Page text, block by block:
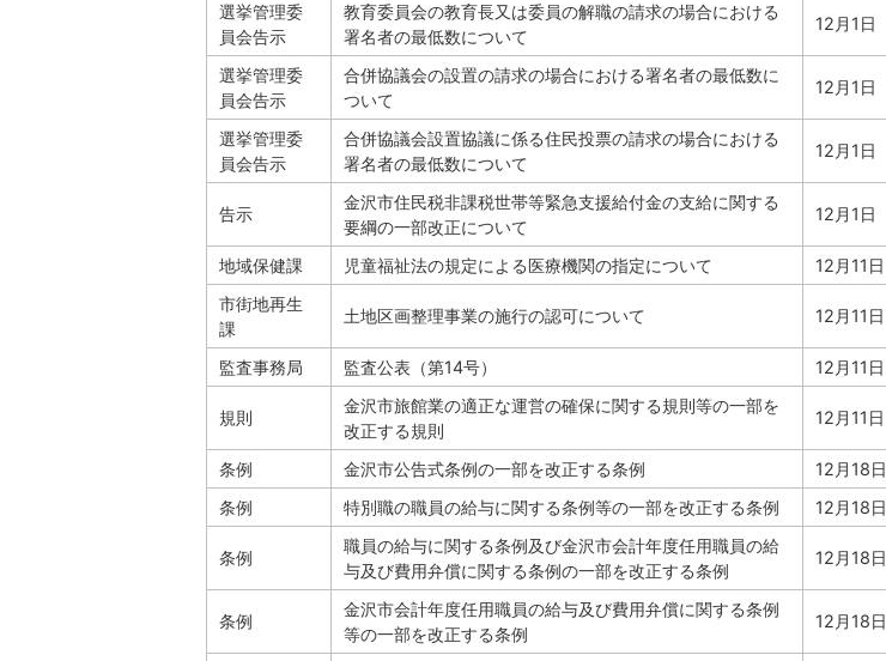
選挙管理委
員会告示
教育委員会の教育長又は委員の解職の請求の場合における
署名者の最低数について
12月1日
選挙管理委
員会告示
合併協議会の設置の請求の場合における署名者の最低数に
ついて
12月1日
選挙管理委
員会告示
合併協議会設置協議に係る住民投票の請求の場合における
署名者の最低数について
12月1日
告示
金沢市住民税非課税世帯等緊急支援給付金の支給に関する
要綱の一部改正について
12月1日
地域保健課
児童福祉法の規定による医療機関の指定について 12月11日
市街地再生
課
土地区画整理事業の施行の認可について 12月11日
監査事務局 監査公表（第14号） 12月11日
規則
金沢市旅館業の適正な運営の確保に関する規則等の一部を
改正する規則
12月11日
条例 金沢市公告式条例の一部を改正する条例 12月18日
条例
特別職の職員の給与に関する条例等の一部を改正する条例 12月18日
条例
職員の給与に関する条例及び金沢市会計年度任用職員の給
与及び費用弁償に関する条例の一部を改正する条例
12月18日
条例
金沢市会計年度任用職員の給与及び費用弁償に関する条例
等の一部を改正する条例
12月18日